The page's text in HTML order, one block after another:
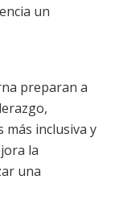
un
preparan a
más inclusiva y
la
una